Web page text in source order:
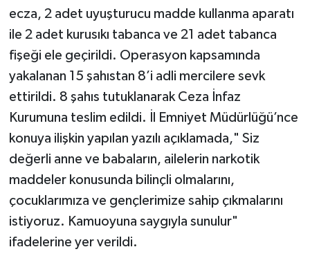
ecza, 2 adet uyuşturucu madde kullanma aparatı
ile 2 adet kurusıkı tabanca ve 21 adet tabanca
fişeği ele geçirildi. Operasyon kapsamında
yakalanan 15 şahıstan 8’i adli mercilere sevk
ettirildi. 8 şahıs tutuklanarak Ceza İnfaz
Kurumuna teslim edildi. İl Emniyet Müdürlüğü’nce
konuya ilişkin yapılan yazılı açıklamada," Siz
değerli anne ve babaların, ailelerin narkotik
maddeler konusunda bilinçli olmalarını,
çocuklarımıza ve gençlerimize sahip çıkmalarını
istiyoruz. Kamuoyuna saygıyla sunulur"
ifadelerine yer verildi.